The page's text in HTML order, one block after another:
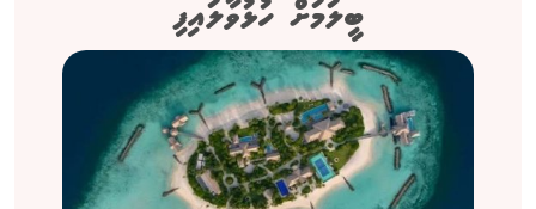
ބީލަމަށް ހުޅުވާލައިފި